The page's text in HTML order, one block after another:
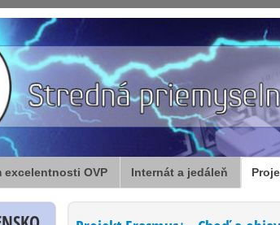
excelentnosti OVP Internát a jedáleň